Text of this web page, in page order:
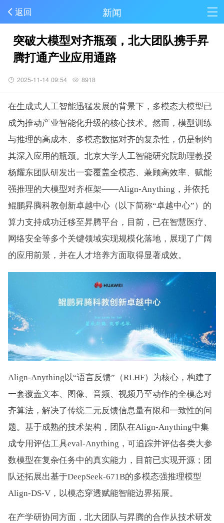
返回 新闻
突破大模型对齐瓶颈，北大团队携手昇
腾打通产业应用通路
2025-11-14 09:54 8918
在生成式人工智能迅猛发展的背景下，多模态大模型已
成为推动产业智能化升级的核心技术。然而，模型训练
与推理的高成本、多模态数据对齐的复杂性，仍是制约
其深入应用的瓶颈。北京大学人工智能研究院助理教授
杨耀东团队研发出一套覆盖全模态、兼顾高效率、赋能
强推理的大模型对齐框架——Align-Anything，并依托
鲲鹏昇腾科教创新卓越中心（以下简称“卓越中心”）的
算力支持成功迁移至昇腾平台，目前，已在智慧医疗、
网络安全等多个关键领域实现规模化落地，展现了广阔
的应用前景，并在人才培养方面取得显著成效。
Align-Anything以“语言反馈”（RLHF）为核心，构建了
一套覆盖文本、图像、音频、视频乃至动作的全模态对
齐算法，解决了传统二元反馈信息量有限和一致性的问
题。基于成熟的技术架构，团队在Align-Anything中集
成专用评估工具eval-Anything，可追踪并评估各类大参
数模型在复杂任务中的真实能力，目前已实现开源；团
队还拓展出基于DeepSeek-671B的多模态强推理模型
Align-DS-V，以模态穿透赋能智能边界拓展。
在产学研协同方面，北大团队与昇腾的合作从技术研发